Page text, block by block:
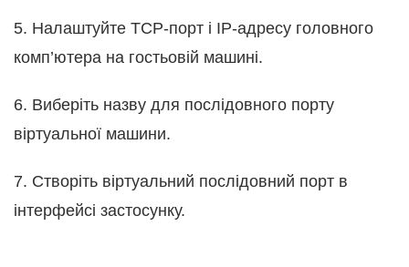
5. Налаштуйте TCP-порт і IP-адресу головного
комп’ютера на гостьовій машині.
6. Виберіть назву для послідовного порту
віртуальної машини.
7. Створіть віртуальний послідовний порт в
інтерфейсі застосунку.